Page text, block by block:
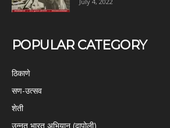
POPULAR CATEGORY
ठिकाणे
सण-उत्सव
शेती
उन्नत भारत अभियान (दापोली)